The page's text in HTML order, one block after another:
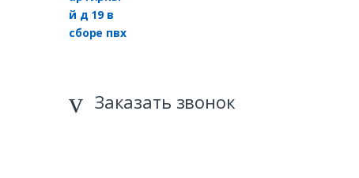
Заказать звонок